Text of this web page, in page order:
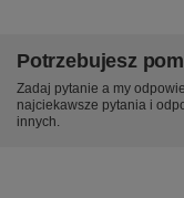
Potrzebujesz
Zadaj pytanie a my
najciekawsze pytania i
innych.